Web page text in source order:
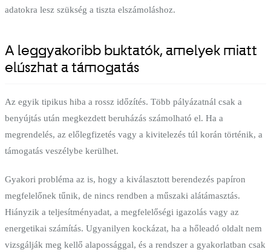
adatokra lesz szükség a tiszta elszámoláshoz.
A leggyakoribb buktatók, amelyek miatt
elúszhat a támogatás
Az egyik tipikus hiba a rossz időzítés. Több pályázatnál csak a
benyújtás után megkezdett beruházás számolható el. Ha a
megrendelés, az előlegfizetés vagy a kivitelezés túl korán történik, a
támogatás veszélybe kerülhet.
Gyakori probléma az is, hogy a kiválasztott berendezés papíron
megfelelőnek tűnik, de nincs rendben a műszaki alátámasztás.
Hiányzik a teljesítményadat, a megfelelőségi igazolás vagy az
energetikai számítás. Ugyanilyen kockázat, ha a hőleadó oldalt nem
vizsgálják meg kellő alapossággal, és a rendszer a gyakorlatban csak